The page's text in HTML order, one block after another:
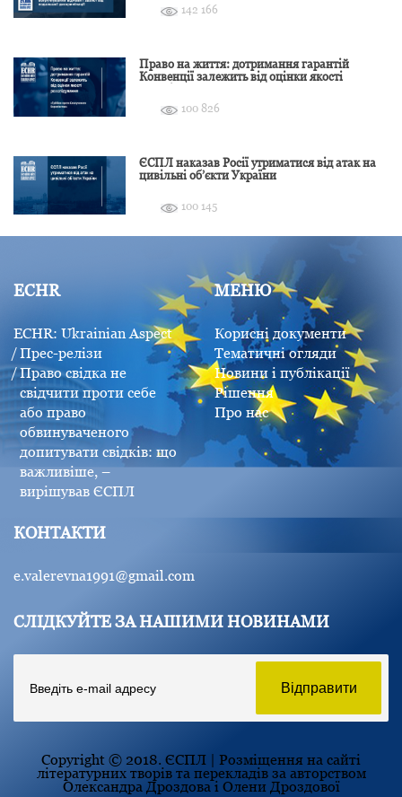
142 166
Право на життя: дотримання гарантій
Конвенції залежить від оцінки якості
100 826
ЄСПЛ наказав Росії утриматися від атак на
цивільні об’єкти України
100 145
ECHR
ECHR: Ukrainian Aspect
Прес-релізи
Право свідка не
свідчити проти себе
або право
обвинуваченого
допитувати свідків: що
важливіше, –
вирішував ЄСПЛ
МЕНЮ
Корисні документи
Тематичні огляди
Новини і публікації
Рішення
Про нас
КОНТАКТИ
e.valerevna1991@gmail.com
СЛІДКУЙТЕ ЗА НАШИМИ НОВИНАМИ
Copyright © 2018. ЄСПЛ | Розміщення на сайті
літературних творів та перекладів за авторством
Олександра Дроздова і Олени Дроздової